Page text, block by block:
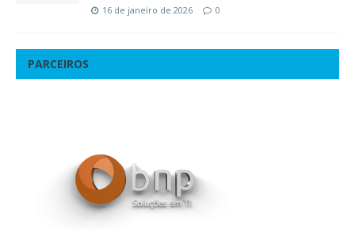
16 de janeiro de 2026 0
PARCEIROS